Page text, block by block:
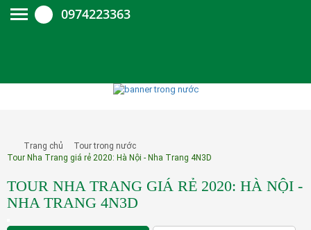
0974223363
Trang chủ
Tour trong nước
Tour Nha Trang giá rẻ 2020: Hà Nội - Nha Trang 4N3D
TOUR NHA TRANG GIÁ RẺ 2020: HÀ NỘI -
NHA TRANG 4N3D